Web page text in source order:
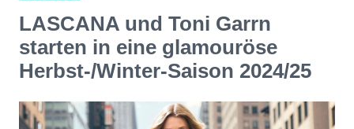
LASCANA und Toni Garrn
starten in eine glamouröse
Herbst-/Winter-Saison 2024/25